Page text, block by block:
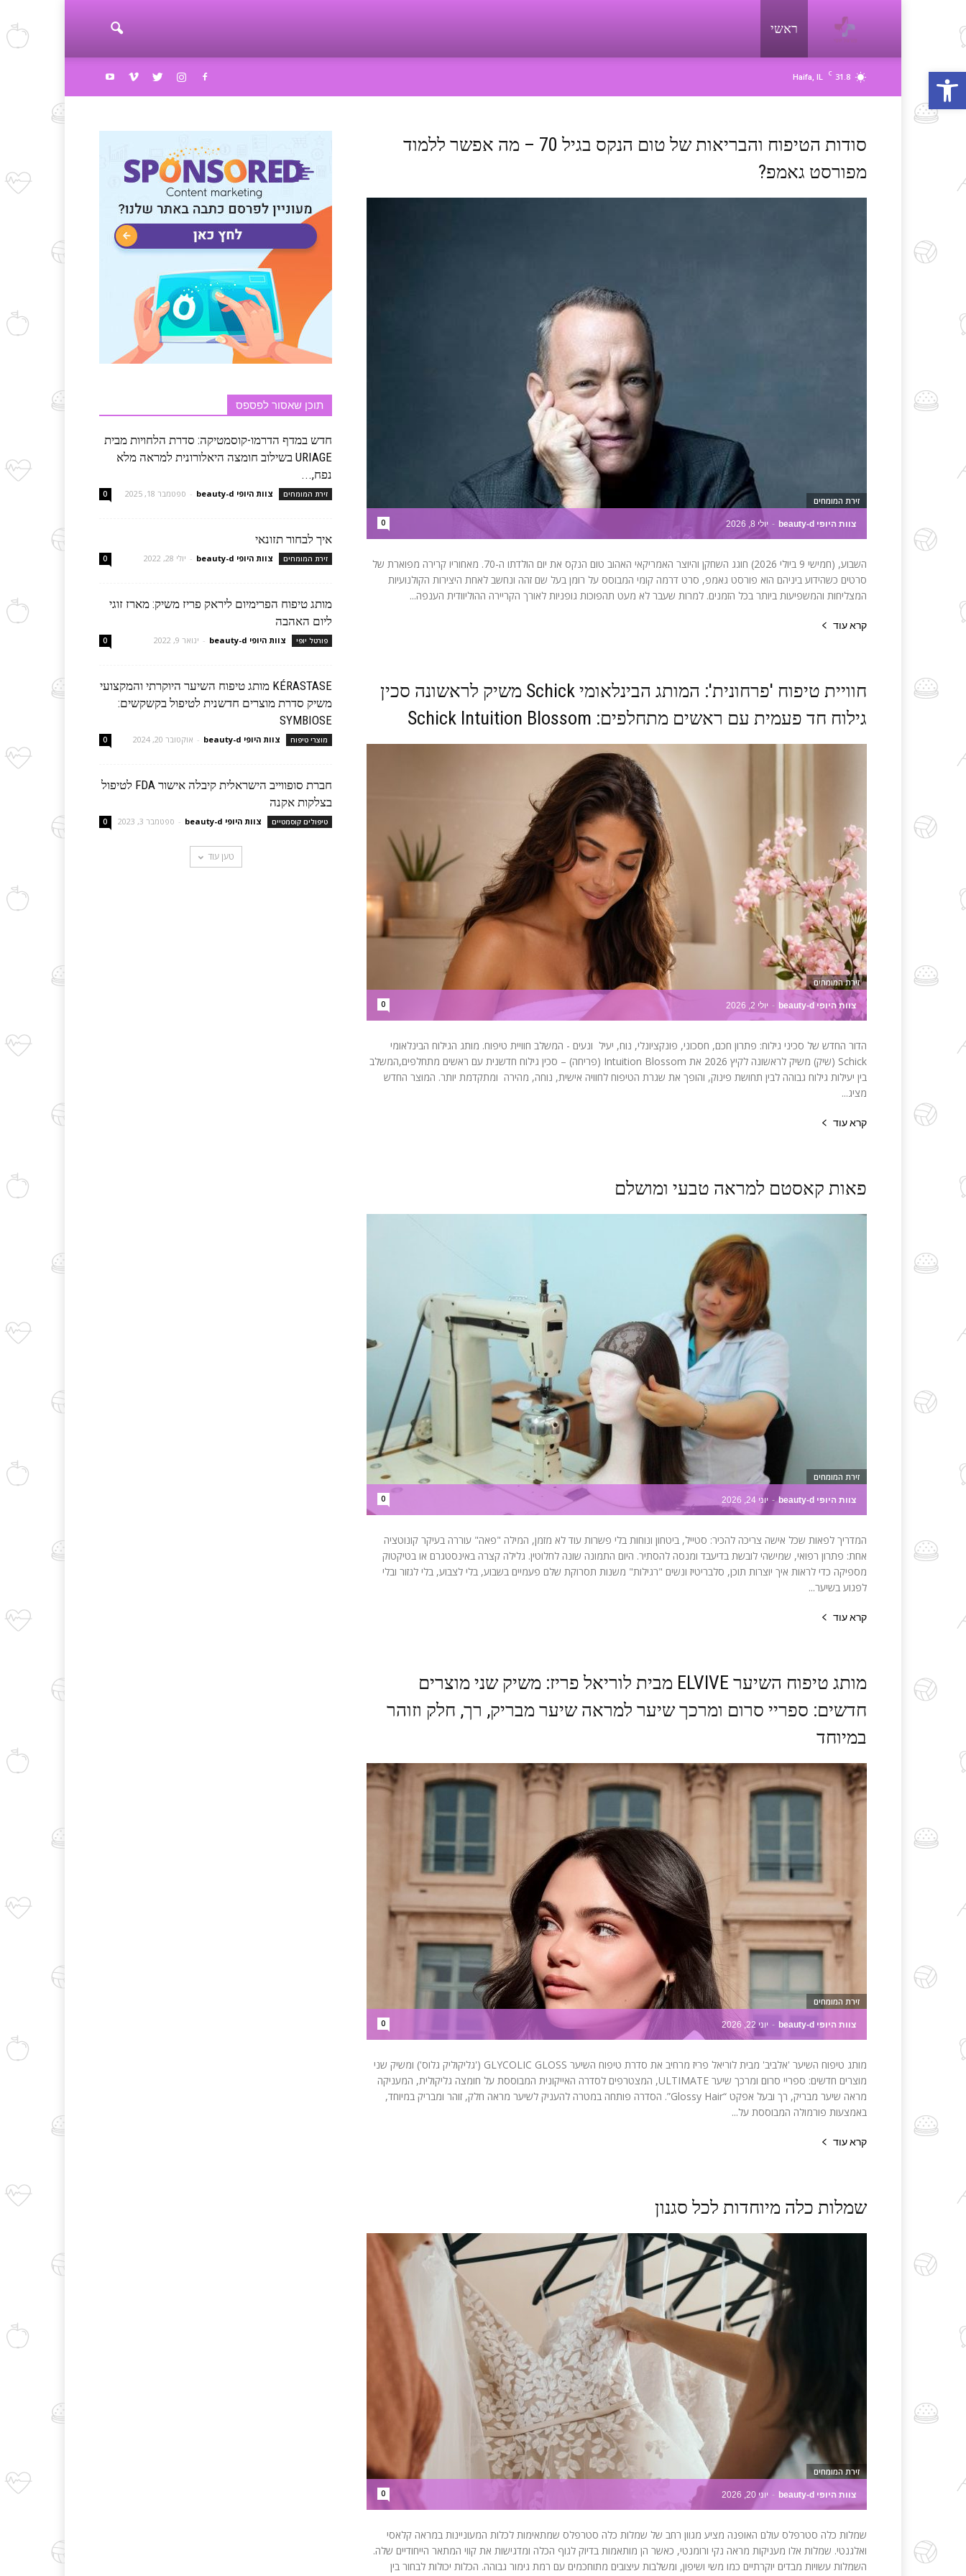
פתח סרגל נגישות
פורטל
beauty
d
ראשי
31.8
C
Haifa, IL
סודות הטיפוח והבריאות של טום הנקס בגיל 70 – מה אפשר ללמוד
מפורסט גאמפ?
צוות היופי beauty-d - יולי 8, 2026 0
זירת המומחים
השבוע, (חמישי 9 ביולי 2026) חוגג השחקן והיוצר האמריקאי האהוב טום הנקס את יום הולדתו ה-70. מאחוריו קרירה מפוארת של
סרטים כשהידוע ביניהם הוא פורסט גאמפ, סרט דרמה קומי המבוסס על רומן בעל שם זהה ונחשב לאחת היצירות הקולנועיות
המצליחות והמשפיעות ביותר בכל הזמנים. למרות שעבר לא מעט תהפוכות גופניות לאורך הקריירה ההוליוודית הענפה...
קרא עוד
חוויית טיפוח 'פרחונית': המותג הבינלאומי Schick משיק לראשונה סכין
גילוח חד פעמית עם ראשים מתחלפים: Schick Intuition Blossom
צוות היופי beauty-d - יולי 2, 2026 0
זירת המומחים
הדור החדש של סכיני גילוח: פתרון חכם, חסכוני, פונקציונלי, נוח, יעיל ונעים - המשלב חוויית טיפוח. מותג הגילוח הבינלאומי
Schick (שיק) משיק לראשונה לקיץ 2026 את Intuition Blossom (פריחה) – סכין גילוח חדשנית עם ראשים מתחלפים,המשלב
בין יעילות גילוח גבוהה לבין תחושת פינוק, והופך את שגרת הטיפוח לחוויה אישית, נוחה, מהירה ומתקדמת יותר. המוצר החדש
מציג...
קרא עוד
פאות קאסטם למראה טבעי ומושלם
צוות היופי beauty-d - יוני 24, 2026 0
זירת המומחים
המדריך לפאות שכל אישה צריכה להכיר: סטייל, ביטחון ונוחות בלי פשרות עוד לא מזמן, המילה "פאה" עוררה בעיקר קונוטציה
אחת: פתרון רפואי, שמישהי לובשת בדיעבד ומנסה להסתיר. היום התמונה שונה לחלוטין. גלילה קצרה באינסטגרם או בטיקטוק
מספיקה כדי לראות איך יוצרות תוכן, סלבריטיז ונשים "רגילות" משנות תסרוקת שלם פעמיים בשבוע, בלי לצבוע, בלי לגזור ובלי
לפגוע בשיער...
קרא עוד
מותג טיפוח השיער ELVIVE מבית לוריאל פריז: משיק שני מוצרים
חדשים: ספריי סרום ומרכך שיער למראה שיער מבריק, רך, חלק וזוהר
במיוחד
צוות היופי beauty-d - יוני 22, 2026 0
זירת המומחים
מותג טיפוח השיער 'אלביב' מבית לוריאל פריז מרחיב את סדרת טיפוח השיער GLYCOLIC GLOSS ('גליקוליק גלוס') ומשיק שני
מוצרים חדשים: ספריי סרום ומרכך שיער ULTIMATE, המצטרפים לסדרה האייקונית המבוססת על חומצה גליקולית, המעניקה
מראה שיער מבריק, רך ובעל אפקט “Glossy Hair”. הסדרה פותחה במטרה להעניק לשיער מראה חלק, זוהר ומבריק במיוחד,
באמצעות פורמולה המבוססת על...
קרא עוד
שמלות כלה מיוחדות לכל סגנון
צוות היופי beauty-d - יוני 20, 2026 0
זירת המומחים
שמלות כלה סטרפלס עולם האופנה מציע מגוון רחב של שמלות כלה סטרפלס שמתאימות לכלות המעוניינות במראה קלאסי
ואלגנטי. שמלות אלו מעניקות מראה נקי ורומנטי, כאשר הן מותאמות בדיוק לגוף הכלה ומדגישות את קווי המתאר הייחודיים שלה.
השמלות עשויות מבדים יוקרתיים כמו משי ושיפון, ומשלבות עיצובים מתוחכמים עם רמת גימור גבוהה. הכלות יכולות לבחור בין
תוכן שאסור לפספס
חדש במדף הדרמו-קוסמטיקה: סדרת הלחויות מבית
URIAGE בשילוב חומצה היאלורונית למראה מלא
נפח,...
זירת המומחים צוות היופי beauty-d - ספטמבר 18, 2025 0
איך לבחור תזונאי
זירת המומחים צוות היופי beauty-d - יולי 28, 2022 0
מותג טיפוח הפרימיום ליראק פריז משיק: מארז זוגי
ליום האהבה
פורטל יופי צוות היופי beauty-d - ינואר 9, 2022 0
KÉRASTASE מותג טיפוח השיער היוקרתי והמקצועי
משיק סדרת מוצרים חדשנית לטיפול בקשקשים:
SYMBIOSE
מוצרי טיפוח צוות היופי beauty-d - אוקטובר 20, 2024 0
חברת סופווייב הישראלית קיבלה אישור FDA לטיפול
בצלקות אקנה
טיפולים קוסמטיים צוות היופי beauty-d - ספטמבר 3, 2023 0
טען עוד